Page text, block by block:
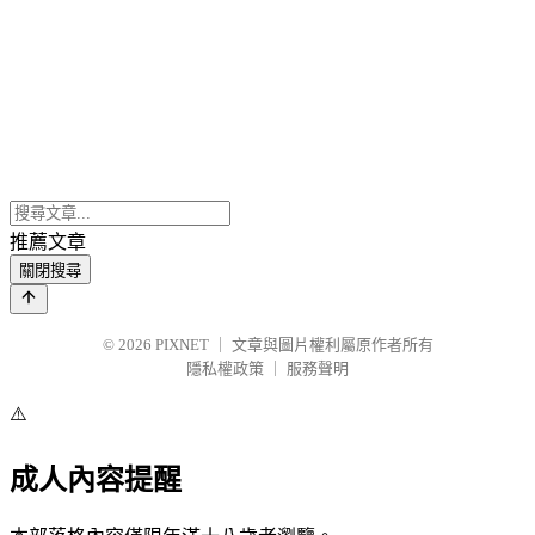
推薦文章
關閉搜尋
© 2026 PIXNET
文章與圖片權利屬原作者所有
隱私權政策
服務聲明
⚠️
成人內容提醒